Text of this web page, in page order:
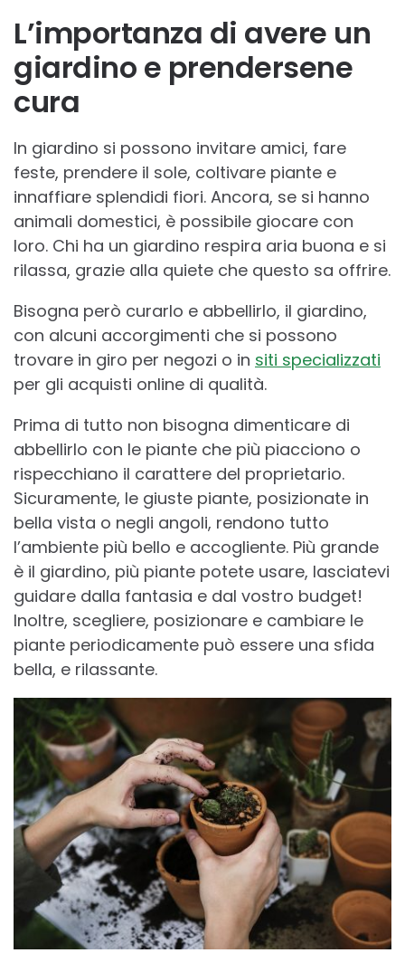
L’importanza di avere un
giardino e prendersene
cura
In giardino si possono invitare amici, fare
feste, prendere il sole, coltivare piante e
innaffiare splendidi fiori. Ancora, se si hanno
animali domestici, è possibile giocare con
loro. Chi ha un giardino respira aria buona e si
rilassa, grazie alla quiete che questo sa offrire.
Bisogna però curarlo e abbellirlo, il giardino,
con alcuni accorgimenti che si possono
trovare in giro per negozi o in siti specializzati
per gli acquisti online di qualità.
Prima di tutto non bisogna dimenticare di
abbellirlo con le piante che più piacciono o
rispecchiano il carattere del proprietario.
Sicuramente, le giuste piante, posizionate in
bella vista o negli angoli, rendono tutto
l’ambiente più bello e accogliente. Più grande
è il giardino, più piante potete usare, lasciatevi
guidare dalla fantasia e dal vostro budget!
Inoltre, scegliere, posizionare e cambiare le
piante periodicamente può essere una sfida
bella, e rilassante.